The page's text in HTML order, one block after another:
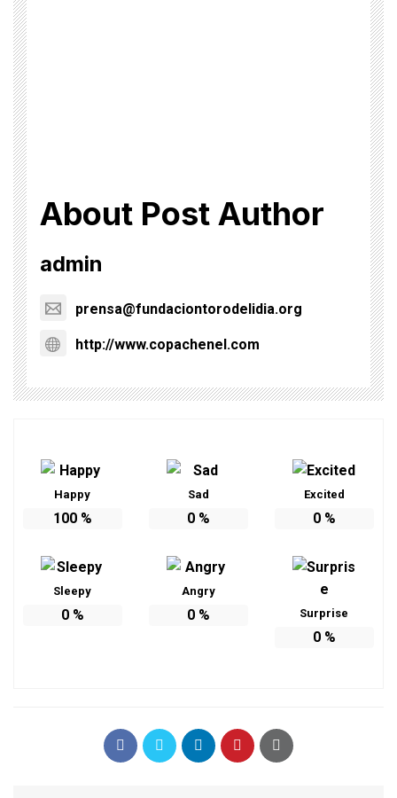
About Post Author
admin
prensa@fundaciontorodelidia.org
http://www.copachenel.com
Happy
100%
Sad
0%
Excited
0%
Sleepy
0%
Angry
0% Surprise
0%